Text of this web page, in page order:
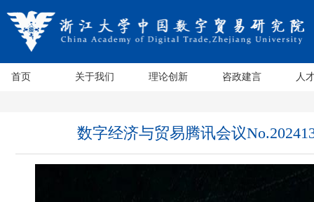
首页 关于我们 理论创新 咨政建言 人
数字经济与贸易腾讯会议